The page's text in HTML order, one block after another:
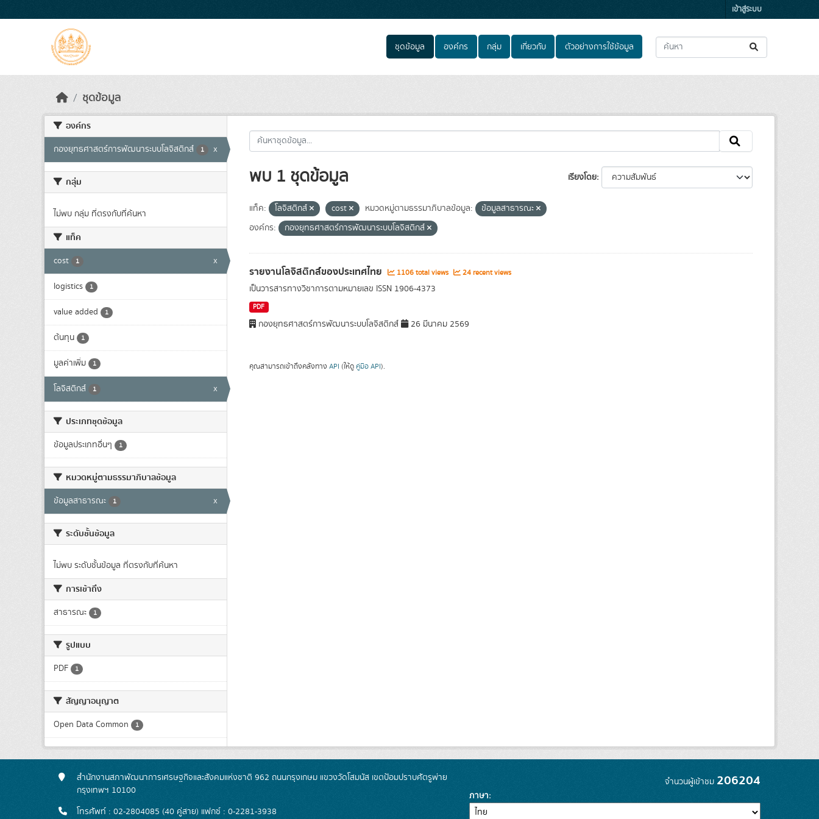
เข้าสู่ระบบ
ชุดข้อมูล องค์กร กลุ่ม เกี่ยวกับ ตัวอย่างการใช้ข้อมูล
ชุดข้อมูล
องค์กร
กองยุทธศาสตร์การพัฒนาระบบโลจิสติกส์ 1 x
กลุ่ม
ไม่พบ กลุ่ม ที่ตรงกับที่ค้นหา
แท็ค
cost 1 x
logistics 1
value added 1
ต้นทุน 1
มูลค่าเพิ่ม 1
โลจิสติกส์ 1 x
ประเภทชุดข้อมูล
ข้อมูลประเภทอื่นๆ 1
หมวดหมู่ตามธรรมาภิบาลข้อมูล
ข้อมูลสาธารณะ 1 x
ระดับชั้นข้อมูล
ไม่พบ ระดับชั้นข้อมูล ที่ตรงกับที่ค้นหา
การเข้าถึง
สาธารณะ 1
รูปแบบ
PDF 1
สัญญาอนุญาต
Open Data Common 1
เรียงโดย
พบ 1 ชุดข้อมูล
แท็ค: โลจิสติกส์ cost หมวดหมู่ตามธรรมาภิบาลข้อมูล:
ข้อมูลสาธารณะ
องค์กร:
กองยุทธศาสตร์การพัฒนาระบบโลจิสติกส์
รายงานโลจิสติกส์ของประเทศไทย 1106 total views 24 recent views
เป็นวารสารทางวิชาการตามหมายเลข ISSN 1906-4373
PDF
กองยุทธศาสตร์การพัฒนาระบบโลจิสติกส์ 26 มีนาคม 2569
คุณสามารถเข้าถึงคลังทาง API (ให้ดู คู่มือ API).
สำนักงานสภาพัฒนาการเศรษฐกิจและสังคมแห่งชาติ 962 ถนนกรุงเกษม แขวงวัดโสมนัส เขตป้อมปราบศัตรูพ่าย
กรุงเทพฯ 10100
โทรศัพท์ : 02-2804085 (40 คู่สาย) แฟกซ์ : 0-2281-3938
จำนวนผู้เข้าชม 206204
ภาษา